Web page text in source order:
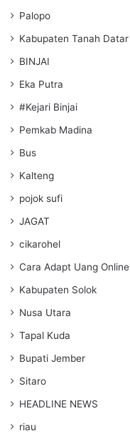
Palopo
Kabupaten Tanah Datar
BINJAI
Eka Putra
#Kejari Binjai
Pemkab Madina
Bus
Kalteng
pojok sufi
JAGAT
cikarohel
Cara Adapt Uang Online
Kabupaten Solok
Nusa Utara
Tapal Kuda
Bupati Jember
Sitaro
HEADLINE NEWS
riau